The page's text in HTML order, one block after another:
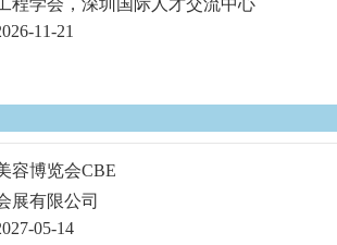
程学会，深圳国际人才交流中心
11-21
容博览会CBE
展有限公司
05-14